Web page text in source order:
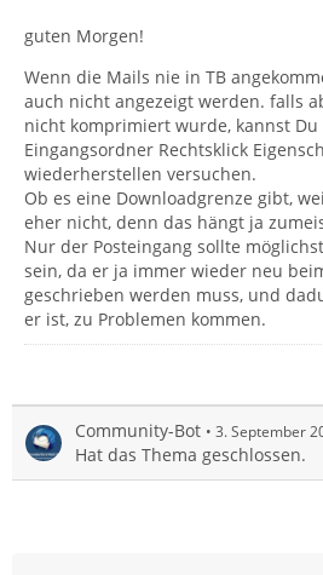
guten Morgen!
Wenn die Mails nie in TB
auch nicht angezeigt werden. falls
nicht komprimiert wurde, kannst Du
Eingangsordner Rechtsklick
wiederherstellen versuchen.
Ob es eine Downloadgrenze gibt,
eher nicht, denn das hängt ja
Nur der Posteingang sollte
sein, da er ja immer wieder neu
geschrieben werden muss, und
er ist, zu Problemen kommen.
Community-Bot 3. September
Hat das Thema geschlossen.